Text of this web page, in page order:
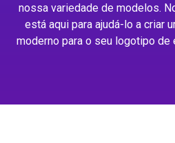
nossa variedade de modelos.
está aqui para ajudá-lo a criar
moderno para o seu logotipo